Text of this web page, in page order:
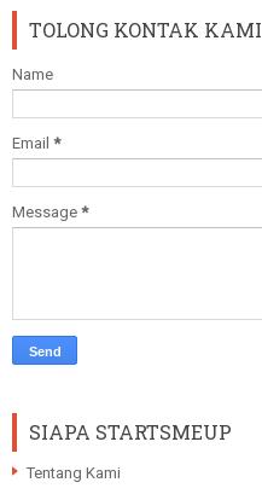
TOLONG KONTAK KAMI
Name
Email *
Message *
SIAPA STARTSMEUP
Tentang Kami